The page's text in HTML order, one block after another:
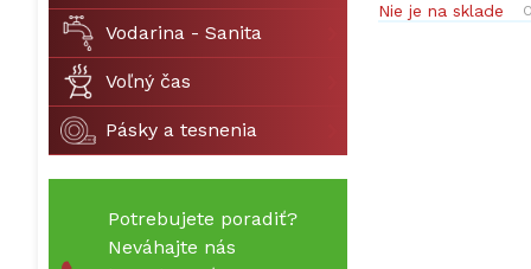
Nie je na sklade
Vodarina - Sanita
Voľný čas
Pásky a tesnenia
Potrebujete poradiť?
Neváhajte nás